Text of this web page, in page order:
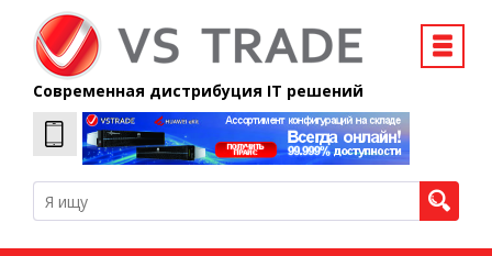
Современная дистрибуция IT решений